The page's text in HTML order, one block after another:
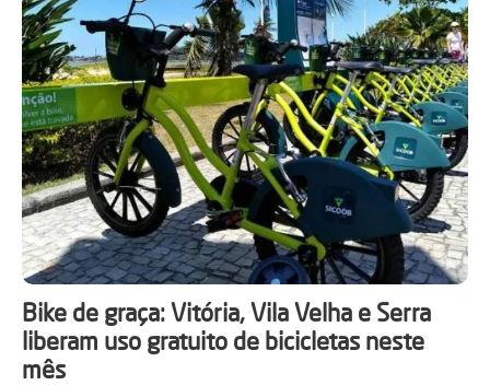
Bike de graça: Vitória, Vila Velha e Serra
liberam uso gratuito de bicicletas neste
mês